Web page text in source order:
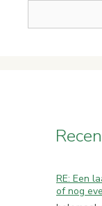
RE: Een
of nog